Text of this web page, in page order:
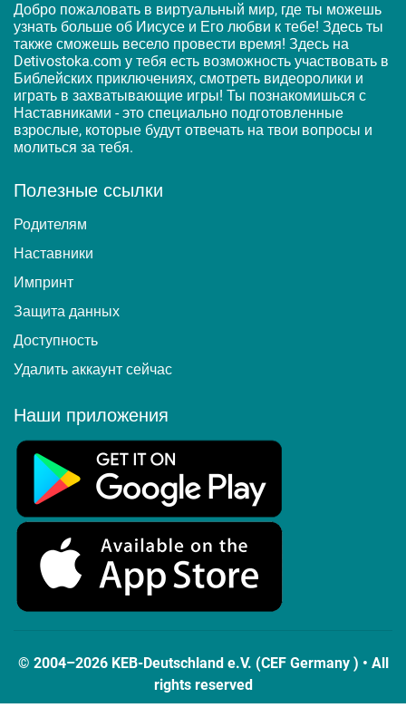
Добро пожаловать в виртуальный мир, где ты можешь
узнать больше об Иисусе и Его любви к тебе! Здесь ты
также сможешь весело провести время! Здесь на
Detivostoka.com у тебя есть возможность участвовать в
Библейских приключениях, смотреть видеоролики и
играть в захватывающие игры! Ты познакомишься с
Наставниками - это специально подготовленные
взрослые, которые будут отвечать на твои вопросы и
молиться за тебя.
Полезные ссылки
Родителям
Наставники
Импринт
Защита данных
Доступность
Удалить аккаунт сейчас
Наши приложения
© 2004–2026 KEB-Deutschland e.V. (CEF Germany ) • All
rights reserved